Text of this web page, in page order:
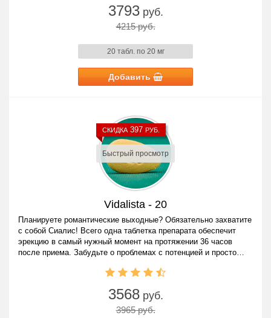
3793руб.
4215 руб.
20 табл. по 20 мг
Добавить
Быстрый просмотр
СКИДКА397 РУБ.
Vidalista - 20
Планируете романтические выходные? Обязательно захватите
с собой Сиалис! Всего одна таблетка препарата обеспечит
эрекцию в самый нужный момент на протяжении 36 часов
после приема. Забудьте о проблемах с потенцией и просто
3568руб.
3965 руб.